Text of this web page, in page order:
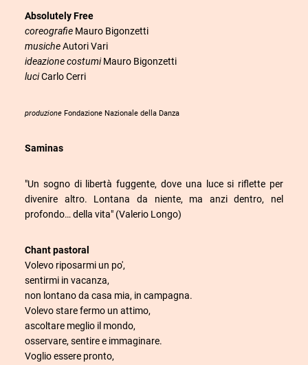
Absolutely Free
coreografie Mauro Bigonzetti
musicheAutori Vari
ideazione costumiMauro Bigonzetti
luciCarlo Cerri
produzione Fondazione Nazionale della Danza
Saminas
"Un sogno di libertà fuggente, dove una luce si riflette per
divenire altro. Lontana da niente, ma anzi dentro, nel
profondo… della vita" (Valerio Longo)
Chant pastoral
Volevo riposarmi un po',
sentirmi in vacanza,
non lontano da casa mia, in campagna.
Volevo stare fermo un attimo,
ascoltare meglio il mondo,
osservare, sentire e immaginare.
Voglio essere pronto,